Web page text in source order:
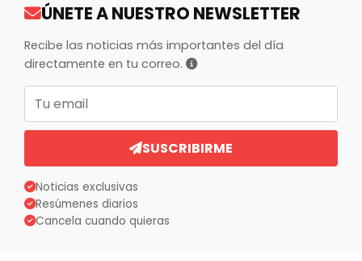
ÚNETE A NUESTRO NEWSLETTER
Recibe las noticias más importantes del día
directamente en tu correo.
Correo electrónico
SUSCRIBIRME
Noticias exclusivas
Resúmenes diarios
Cancela cuando quieras